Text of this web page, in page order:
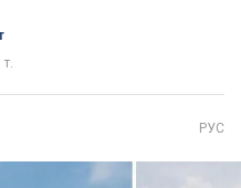
т.
РУС